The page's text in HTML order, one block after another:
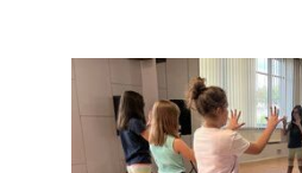
SPRAWNOŚĆ"